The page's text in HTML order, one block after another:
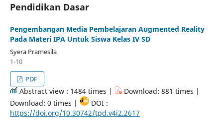
Pendidikan Dasar
Pengembangan Media Pembelajaran Augmented Reality
Pada Materi IPA Untuk Siswa Kelas IV SD
Syera Pramesila
1-10
PDF
Abstract view : 1484 times |
Download: 881 times |
Download: 0 times |
DOI :
https://doi.org/10.30742/tpd.v4i2.2617